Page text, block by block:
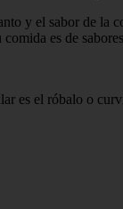
y el sabor de la
es de
es el róbalo o